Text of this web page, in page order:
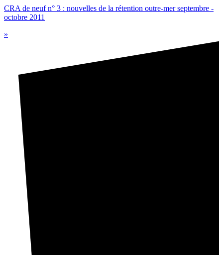
CRA de neuf n° 3 : nouvelles de la rétention outre-mer septembre -
octobre 2011
»